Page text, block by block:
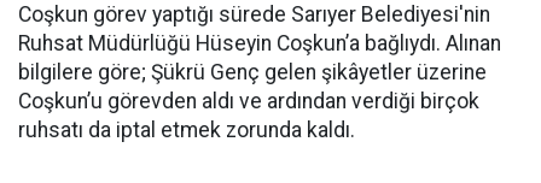
Coşkun görev yaptığı sürede Sarıyer Belediyesi'nin
Ruhsat Müdürlüğü Hüseyin Coşkun’a bağlıydı. Alınan
bilgilere göre; Şükrü Genç gelen şikâyetler üzerine
Coşkun’u görevden aldı ve ardından verdiği birçok
ruhsatı da iptal etmek zorunda kaldı.